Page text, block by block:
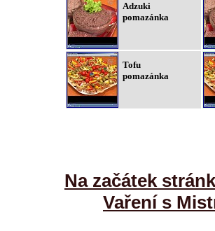
Adzuki
pomazánka
Tofu
pomazánka
Na začátek
Vaření s